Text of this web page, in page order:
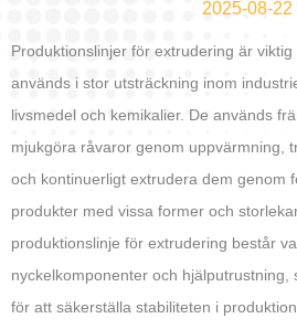
2025-08-22
Produktionslinjer för extrudering är
används i stor utsträckning inom
livsmedel och kemikalier. De används
mjukgöra råvaror genom uppvärmning,
och kontinuerligt extrudera dem genom
produkter med vissa former och
produktionslinje för extrudering består
nyckelkomponenter och hjälputrustning,
för att säkerställa stabiliteten i